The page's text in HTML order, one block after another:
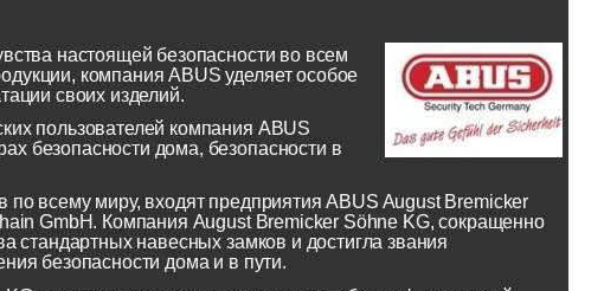
настоящей безопасности во всем
компания ABUS уделяет особое
своих изделий.
пользователей компания ABUS
безопасности дома, безопасности в
всему миру, входят предприятия ABUS August Bremicker
GmbH. Компания August Bremicker Söhne KG, сокращенно
стандартных навесных замков и достигла звания
безопасности дома и в пути.